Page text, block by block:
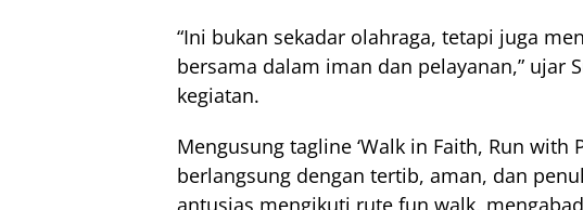
“Ini bukan sekadar olahraga, tetapi juga
bersama dalam iman dan pelayanan,” ujar
kegiatan.
Mengusung tagline ‘Walk in Faith, Run with
berlangsung dengan tertib, aman, dan
antusias mengikuti rute fun walk,